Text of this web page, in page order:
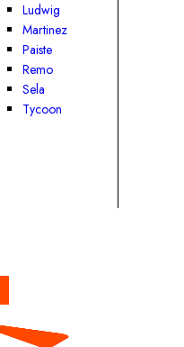
Ludwig
Martinez
Paiste
Remo
Sela
Tycoon